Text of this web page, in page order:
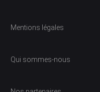
Mentions légales
Qui sommes-nous